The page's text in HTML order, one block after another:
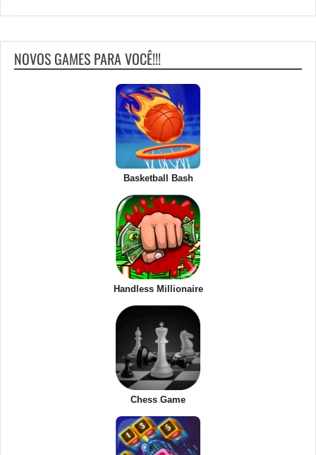
NOVOS GAMES PARA VOCÊ!!!
Basketball Bash
Handless Millionaire
Chess Game